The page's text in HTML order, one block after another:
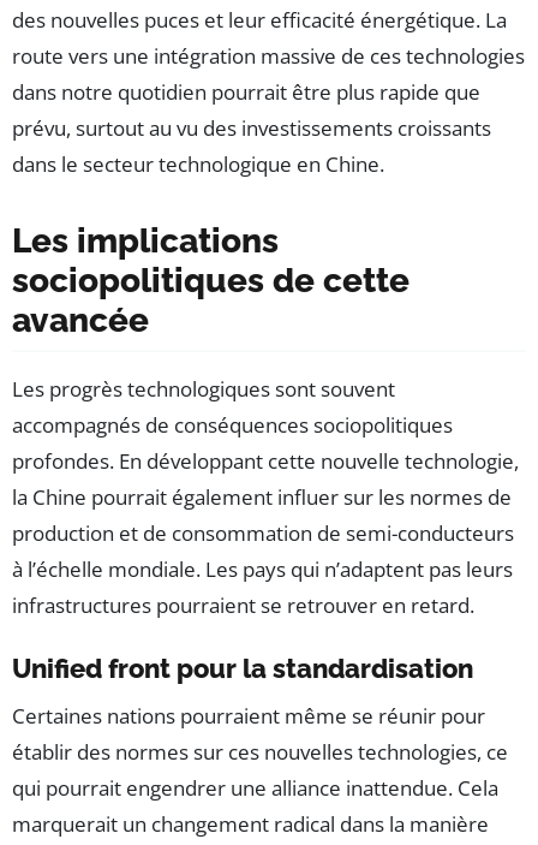
des nouvelles puces et leur efficacité énergétique. La
route vers une intégration massive de ces technologies
dans notre quotidien pourrait être plus rapide que
prévu, surtout au vu des investissements croissants
dans le secteur technologique en Chine.
Les implications
sociopolitiques de cette
avancée
Les progrès technologiques sont souvent
accompagnés de conséquences sociopolitiques
profondes. En développant cette nouvelle technologie,
la Chine pourrait également influer sur les normes de
production et de consommation de semi-conducteurs
à l’échelle mondiale. Les pays qui n’adaptent pas leurs
infrastructures pourraient se retrouver en retard.
Unified front pour la standardisation
Certaines nations pourraient même se réunir pour
établir des normes sur ces nouvelles technologies, ce
qui pourrait engendrer une alliance inattendue. Cela
marquerait un changement radical dans la manière